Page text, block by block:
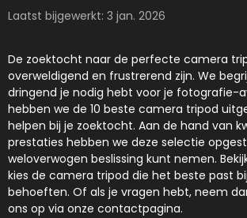
Laatst bijgewerkt: 3 jan. 2026
De zoektocht naar de perfecte camera
overweldigend en frustrerend zijn. We
dringend je nodig hebt voor je fotografie-
hebben we de 10 beste camera tripod
helpen bij je zoektocht. Aan de hand van
prestaties hebben we deze selectie
weloverwogen beslissing kunt nemen.
kies de camera tripod die het beste past
behoeften. Of als je vragen hebt, neem
ons op via onze contactpagina.